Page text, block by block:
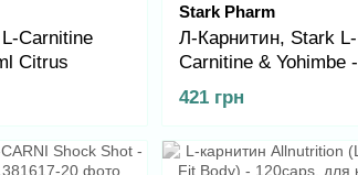
Carnitine
Citrus
Stark Pharm
Л-Карнитин, Stark L-
Carnitine & Yohimbe -
60caps
421 грн